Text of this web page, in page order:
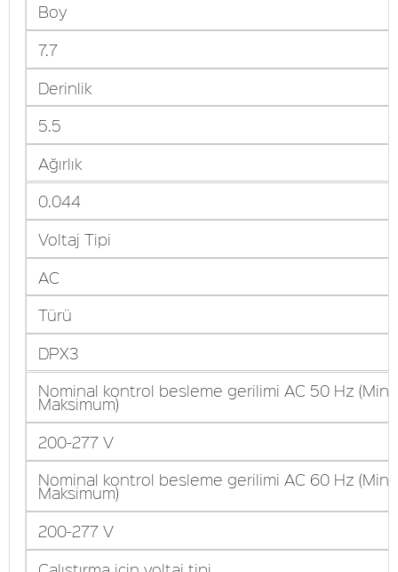
Boy
7.7
Derinlik
5.5
Ağırlık
0.044
Voltaj Tipi
AC
Türü
DPX3
Nominal kontrol besleme gerilimi AC 50 Hz
Maksimum)
200-277 V
Nominal kontrol besleme gerilimi AC 60 Hz
Maksimum)
200-277 V